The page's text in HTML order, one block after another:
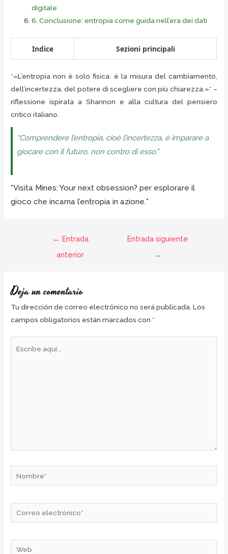
digitale
6. Conclusione: entropia come guida nell’era dei dati
Indice Sezioni principali
*«L’entropia non è solo fisica: è la misura del cambiamento,
dell’incertezza, del potere di scegliere con più chiarezza.»* –
riflessione ispirata a Shannon e alla cultura del pensiero
critico italiano.
“Comprendere l’entropia, cioè l’incertezza, è imparare a
giocare con il futuro, non contro di esso.”
*Visita Mines: Your next obsession? per esplorare il
gioco che incarna l’entropia in azione.*
← Entrada
anterior
Entrada siguiente
→
Deja un comentario
Tu dirección de correo electrónico no será publicada. Los
campos obligatorios están marcados con *